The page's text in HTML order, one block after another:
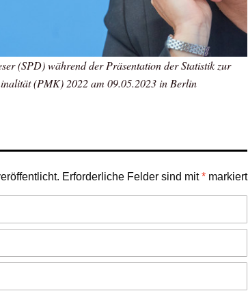
(SPD) während der Präsentation der Statistik zur
(PMK) 2022 am 09.05.2023 in Berlin
Erforderliche Felder sind mit* markiert